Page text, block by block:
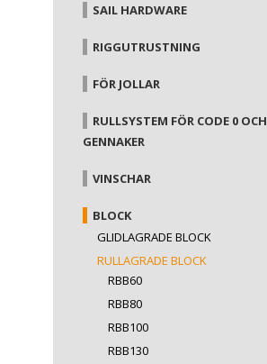
SAIL HARDWARE
RIGGUTRUSTNING
FÖR JOLLAR
RULLSYSTEM FÖR CODE 0 OCH
GENNAKER
VINSCHAR
BLOCK
GLIDLAGRADE BLOCK
RULLAGRADE BLOCK
RBB60
RBB80
RBB100
RBB130